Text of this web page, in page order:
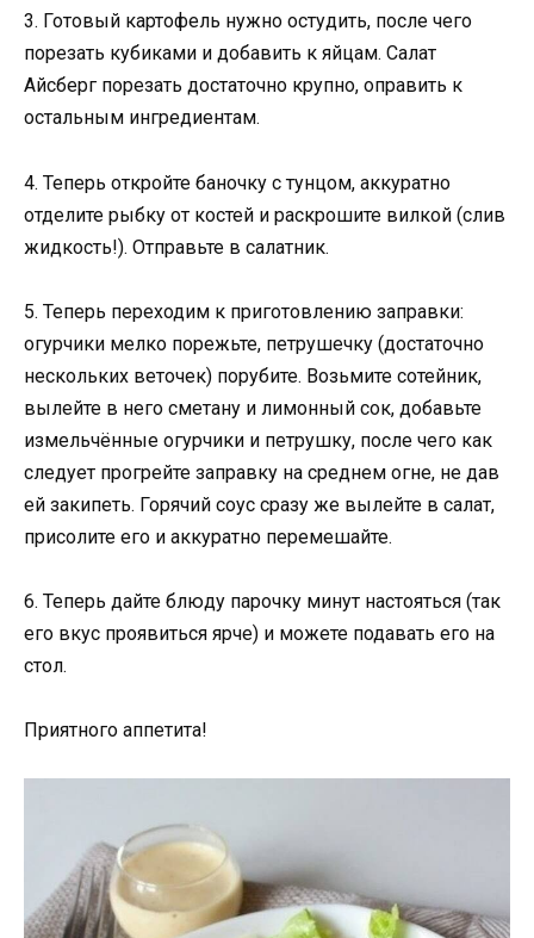
3. Готовый картофель нужно остудить, после чего
порезать кубиками и добавить к яйцам. Салат
Айсберг порезать достаточно крупно, оправить к
остальным ингредиентам.
4. Теперь откройте баночку с тунцом, аккуратно
отделите рыбку от костей и раскрошите вилкой (слив
жидкость!). Отправьте в салатник.
5. Теперь переходим к приготовлению заправки:
огурчики мелко порежьте, петрушечку (достаточно
нескольких веточек) порубите. Возьмите сотейник,
вылейте в него сметану и лимонный сок, добавьте
измельчённые огурчики и петрушку, после чего как
следует прогрейте заправку на среднем огне, не дав
ей закипеть. Горячий соус сразу же вылейте в салат,
присолите его и аккуратно перемешайте.
6. Теперь дайте блюду парочку минут настояться (так
его вкус проявиться ярче) и можете подавать его на
стол.
Приятного аппетита!